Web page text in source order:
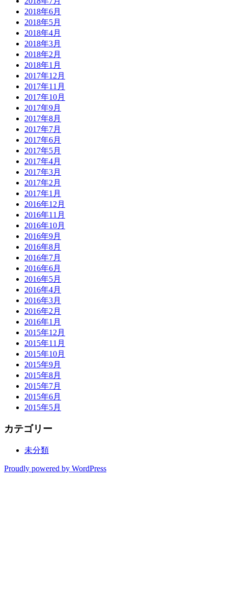
2018年6月
2018年5月
2018年4月
2018年3月
2018年2月
2018年1月
2017年12月
2017年11月
2017年10月
2017年9月
2017年8月
2017年7月
2017年6月
2017年5月
2017年4月
2017年3月
2017年2月
2017年1月
2016年12月
2016年11月
2016年10月
2016年9月
2016年8月
2016年7月
2016年6月
2016年5月
2016年4月
2016年3月
2016年2月
2016年1月
2015年12月
2015年11月
2015年10月
2015年9月
2015年8月
2015年7月
2015年6月
2015年5月
カテゴリー
未分類
Proudly powered by WordPress